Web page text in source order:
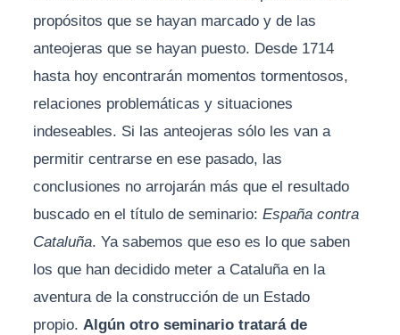
propósitos que se hayan marcado y de las
anteojeras que se hayan puesto. Desde 1714
hasta hoy encontrarán momentos tormentosos,
relaciones problemáticas y situaciones
indeseables. Si las anteojeras sólo les van a
permitir centrarse en ese pasado, las
conclusiones no arrojarán más que el resultado
buscado en el título de seminario: España contra
Cataluña. Ya sabemos que eso es lo que saben
los que han decidido meter a Cataluña en la
aventura de la construcción de un Estado
propio. Algún otro seminario tratará de